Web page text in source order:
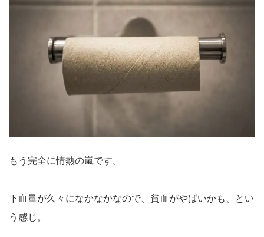
もう完全に情熱の嵐です。
下血量が久々になかなかなので、貧血がやばいかも、とい
う感じ。